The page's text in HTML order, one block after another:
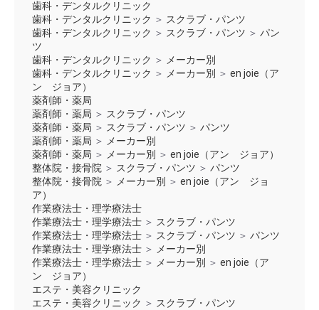
歯科・デンタルクリニック
歯科・デンタルクリニック ＞ スクラブ・パンツ
歯科・デンタルクリニック ＞ スクラブ・パンツ ＞ パン
ツ
歯科・デンタルクリニック ＞
メーカー別
歯科・デンタルクリニック ＞ メーカー別 ＞ en joie（ア
ン ジョア）
薬剤師・薬局
薬剤師・薬局 ＞ スクラブ・パンツ
薬剤師・薬局 ＞ スクラブ・パンツ ＞ パンツ
薬剤師・薬局 ＞
メーカー別
薬剤師・薬局 ＞ メーカー別 ＞ en joie（アン ジョア）
整体院・接骨院 ＞ スクラブ・パンツ ＞ パンツ
整体院・接骨院 ＞ メーカー別 ＞ en joie（アン ジョ
ア）
作業療法士・理学療法士
作業療法士・理学療法士 ＞ スクラブ・パンツ
作業療法士・理学療法士 ＞ スクラブ・パンツ ＞ パンツ
作業療法士・理学療法士 ＞
メーカー別
作業療法士・理学療法士 ＞ メーカー別 ＞ en joie（ア
ン ジョア）
エステ・美容クリニック
エステ・美容クリニック ＞ スクラブ・パンツ